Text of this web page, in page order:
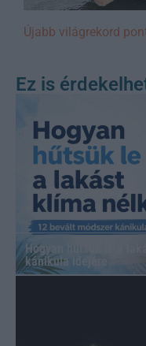
Újabb világrekord
Ez is
Hogyan hűtsük le a
kánikula idejére